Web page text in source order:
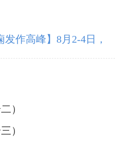
发作高峰】8月2-4日，
，助力患者暑期癫痫攻
）
）